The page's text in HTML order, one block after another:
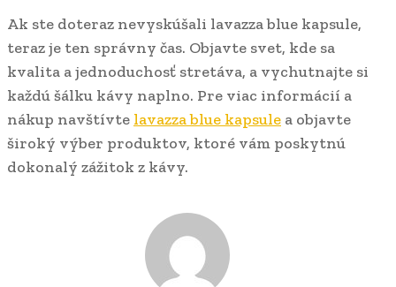
Ak ste doteraz nevyskúšali lavazza blue kapsule,
teraz je ten správny čas. Objavte svet, kde sa
kvalita a jednoduchosť stretáva, a vychutnajte si
každú šálku kávy naplno. Pre viac informácií a
nákup navštívte lavazza blue kapsule a objavte
široký výber produktov, ktoré vám poskytnú
dokonalý zážitok z kávy.